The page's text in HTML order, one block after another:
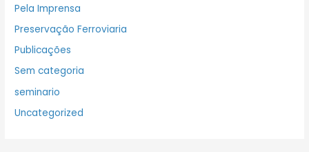
Pela Imprensa
Preservação Ferroviaria
Publicações
Sem categoria
seminario
Uncategorized